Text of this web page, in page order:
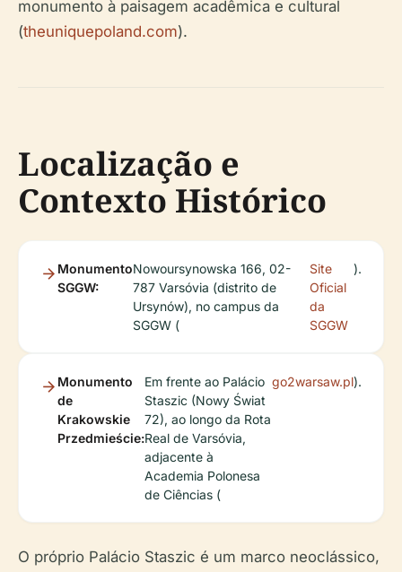
monumento à paisagem acadêmica e cultural
(theuniquepoland.com).
Localização e
Contexto Histórico
Monumento
SGGW:
Nowoursynowska 166, 02-
787 Varsóvia (distrito de
Ursynów), no campus da
SGGW (
Site
Oficial
da
SGGW
).
Monumento
de
Krakowskie
Przedmieście:
Em frente ao Palácio
Staszic (Nowy Świat
72), ao longo da Rota
Real de Varsóvia,
adjacente à
Academia Polonesa
de Ciências (
go2warsaw.pl).
O próprio Palácio Staszic é um marco neoclássico,